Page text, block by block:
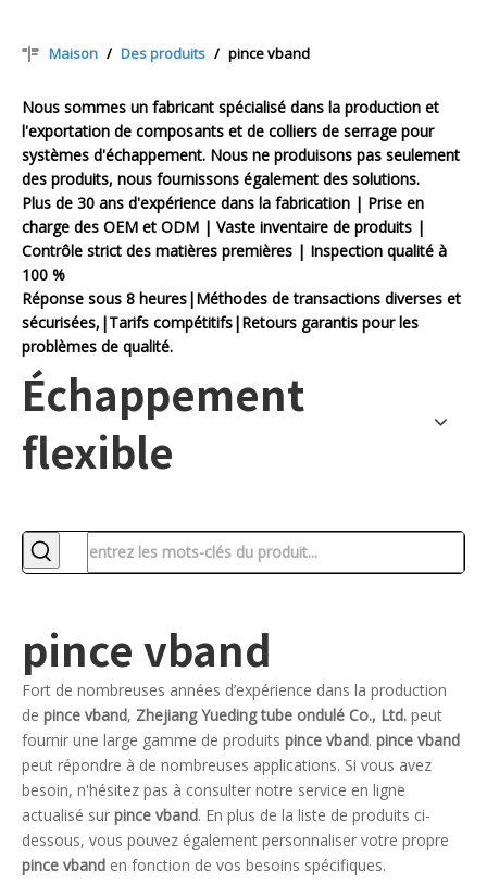
Maison / Des produits / pince vband
Nous sommes un fabricant spécialisé dans la production et
l'exportation de composants et de colliers de serrage pour
systèmes d'échappement. Nous ne produisons pas seulement
des produits, nous fournissons également des solutions.
Plus de 30 ans d'expérience dans la fabrication | Prise en
charge des OEM et ODM | Vaste inventaire de produits |
Contrôle strict des matières premières | Inspection qualité à
100 %
Réponse sous 8 heures|Méthodes de transactions diverses et
sécurisées,|Tarifs compétitifs|Retours garantis pour les
problèmes de qualité.
Échappement
flexible
pince vband
Fort de nombreuses années d’expérience dans la production
de pince vband, Zhejiang Yueding tube ondulé Co., Ltd. peut
fournir une large gamme de produits pince vband. pince vband
peut répondre à de nombreuses applications. Si vous avez
besoin, n'hésitez pas à consulter notre service en ligne
actualisé sur pince vband. En plus de la liste de produits ci-
dessous, vous pouvez également personnaliser votre propre
pince vband en fonction de vos besoins spécifiques.